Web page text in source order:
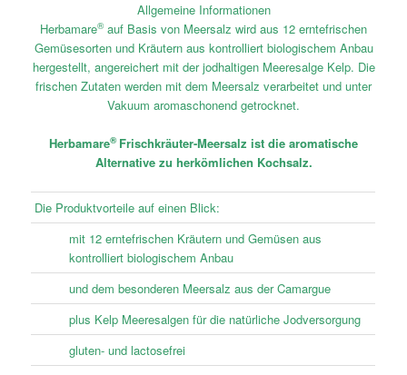
Allgemeine Informationen
Herbamare®auf Basis von Meersalz wird aus 12 erntefrischen
Gemüsesorten und Kräutern aus kontrolliert biologischem Anbau
hergestellt, angereichert mit der jodhaltigen Meeresalge Kelp. Die
frischen Zutaten werden mit dem Meersalz verarbeitet und unter
Vakuum aromaschonend getrocknet.
Herbamare® Frischkräuter-Meersalz ist die aromatische
Alternative zu herkömlichen Kochsalz.
Die Produktvorteile auf einen Blick:
mit 12 erntefrischen Kräutern und Gemüsen aus
kontrolliert biologischem Anbau
und dem besonderen Meersalz aus der Camargue
plus Kelp Meeresalgen für die natürliche Jodversorgung
gluten- und lactosefrei